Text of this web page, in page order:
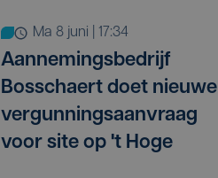
ma 8 juni | 17:34
Aannemingsbedrijf
Bosschaert doet nieuwe
vergunningsaanvraag
voor site op 't Hoge